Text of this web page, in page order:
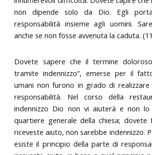
non dipende solo da Dio. Egli
responsabilità insieme agli uomini.
anche se non fosse avvenuta la caduta.
Dovete sapere che il termine
tramite indennizzo”, emerse per il
umani non furono in grado di
responsabilità. Nel corso della
indennizzo Dio non vi aiuterà e non lo
quartiere generale della chiesa; dovete
riceveste aiuto, non sarebbe indennizzo.
esiste il principio della parte di